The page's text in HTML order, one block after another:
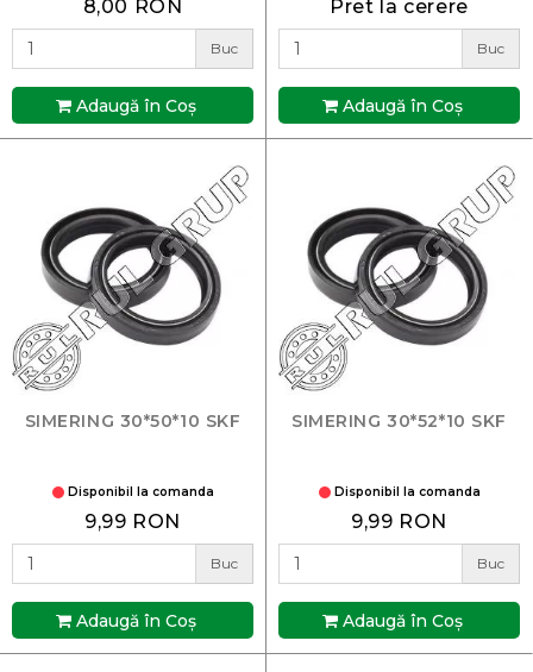
8,00 RON
Buc
Adaugă în Coş
Pret la cerere
Buc
Adaugă în Coş
SIMERING 30*50*10 SKF
Disponibil la comanda
9,99 RON
Buc
Adaugă în Coş
SIMERING 30*52*10 SKF
Disponibil la comanda
9,99 RON
Buc
Adaugă în Coş